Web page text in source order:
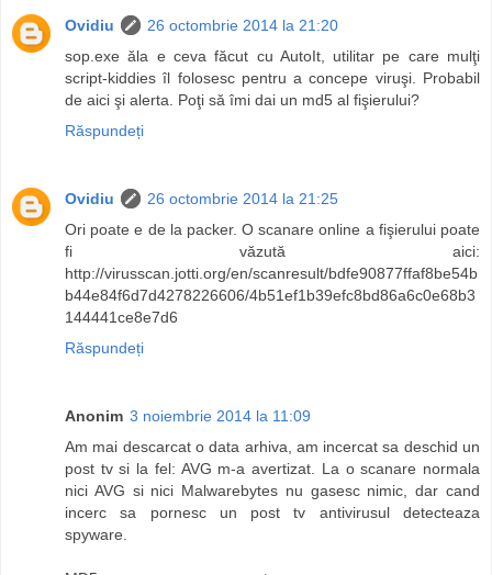
Ovidiu
26 octombrie 2014 la 21:20
sop.exe ăla e ceva făcut cu AutoIt, utilitar pe care mulţi
script-kiddies îl folosesc pentru a concepe viruşi. Probabil
de aici şi alerta. Poţi să îmi dai un md5 al fişierului?
Răspundeți
Ovidiu
26 octombrie 2014 la 21:25
Ori poate e de la packer. O scanare online a fişierului poate
fi văzută aici:
http://virusscan.jotti.org/en/scanresult/bdfe90877ffaf8be54b
b44e84f6d7d4278226606/4b51ef1b39efc8bd86a6c0e68b3
144441ce8e7d6
Răspundeți
Anonim 3 noiembrie 2014 la 11:09
Am mai descarcat o data arhiva, am incercat sa deschid un
post tv si la fel: AVG m-a avertizat. La o scanare normala
nici AVG si nici Malwarebytes nu gasesc nimic, dar cand
incerc sa pornesc un post tv antivirusul detecteaza
spyware.